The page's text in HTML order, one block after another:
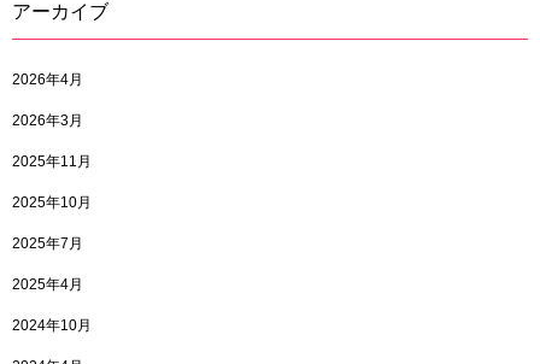
アーカイブ
2026年4月
2026年3月
2025年11月
2025年10月
2025年7月
2025年4月
2024年10月